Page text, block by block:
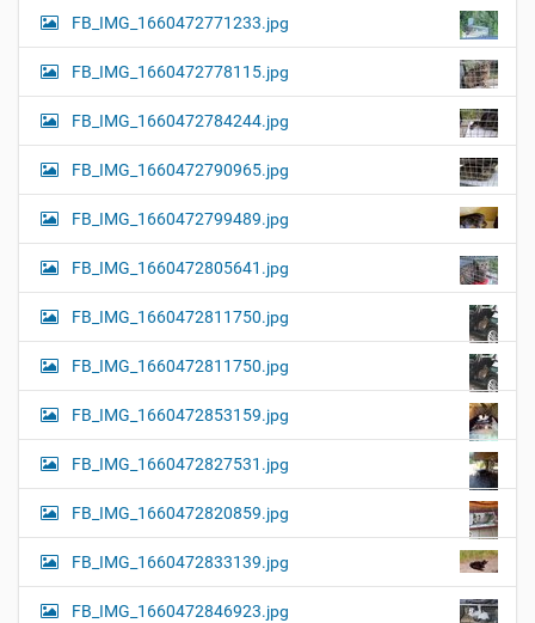
FB_IMG_1660472771233.jpg
FB_IMG_1660472778115.jpg
FB_IMG_1660472784244.jpg
FB_IMG_1660472790965.jpg
FB_IMG_1660472799489.jpg
FB_IMG_1660472805641.jpg
FB_IMG_1660472811750.jpg
FB_IMG_1660472811750.jpg
FB_IMG_1660472853159.jpg
FB_IMG_1660472827531.jpg
FB_IMG_1660472820859.jpg
FB_IMG_1660472833139.jpg
FB_IMG_1660472846923.jpg